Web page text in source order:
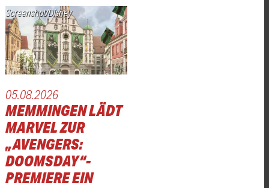
Screenshot/Disney
05.08.2026
MEMMINGEN LÄDT
MARVEL ZUR
„AVENGERS:
DOOMSDAY“-
PREMIERE EIN